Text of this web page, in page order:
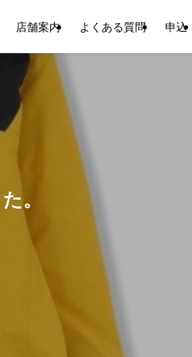
店舗案内 よくある質問 申込
。